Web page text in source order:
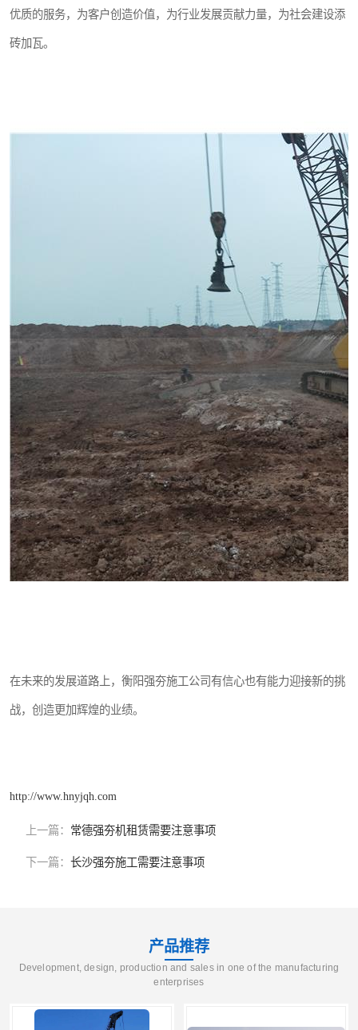
优质的服务，为客户创造价值，为行业发展贡献力量，为社会建设添
砖加瓦。
在未来的发展道路上，衡阳强夯施工公司有信心也有能力迎接新的挑
战，创造更加辉煌的业绩。
http://www.hnyjqh.com
上一篇： 常德强夯机租赁需要注意事项
下一篇： 长沙强夯施工需要注意事项
产品推荐
Development, design, production and sales in one of the manufacturing
enterprises